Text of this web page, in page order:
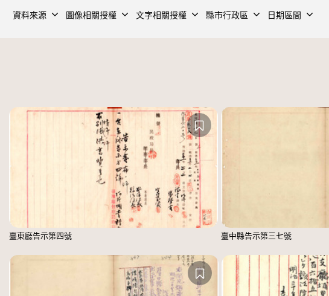
資料來源 圖像相關授權 文字相關授權 縣市行政區 日期區間
臺東廳告示第四號 臺中縣告示第三七號